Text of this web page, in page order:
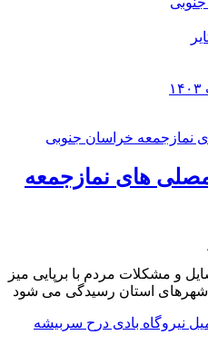
های نمازجمعه
و مشکلات مردم با برپایی میز
استان رسیدگی می شود